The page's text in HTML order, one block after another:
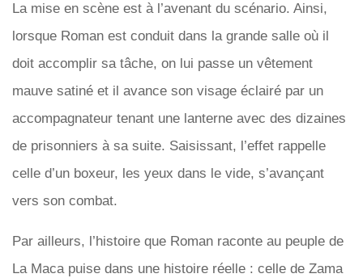
La mise en scène est à l’avenant du scénario. Ainsi,
lorsque Roman est conduit dans la grande salle où il
doit accomplir sa tâche, on lui passe un vêtement
mauve satiné et il avance son visage éclairé par un
accompagnateur tenant une lanterne avec des dizaines
de prisonniers à sa suite. Saisissant, l’effet rappelle
celle d’un boxeur, les yeux dans le vide, s’avançant
vers son combat.
Par ailleurs, l’histoire que Roman raconte au peuple de
La Maca puise dans une histoire réelle : celle de Zama